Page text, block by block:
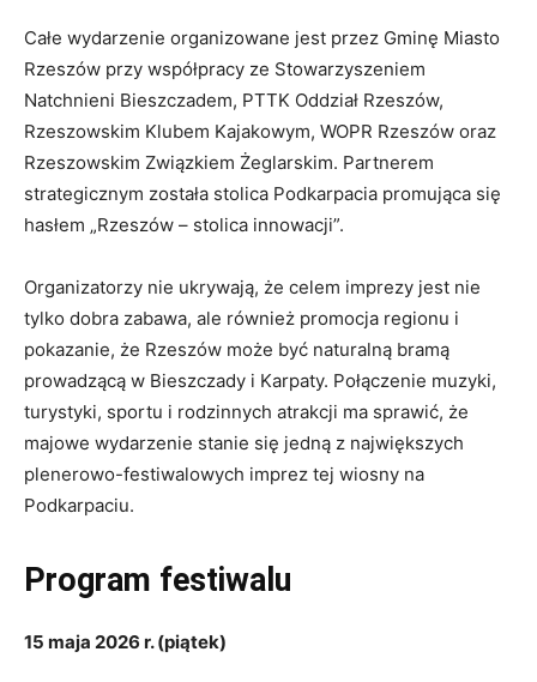
Całe wydarzenie organizowane jest przez Gminę Miasto
Rzeszów przy współpracy ze Stowarzyszeniem
Natchnieni Bieszczadem, PTTK Oddział Rzeszów,
Rzeszowskim Klubem Kajakowym, WOPR Rzeszów oraz
Rzeszowskim Związkiem Żeglarskim. Partnerem
strategicznym została stolica Podkarpacia promująca się
hasłem „Rzeszów – stolica innowacji”.
Organizatorzy nie ukrywają, że celem imprezy jest nie
tylko dobra zabawa, ale również promocja regionu i
pokazanie, że Rzeszów może być naturalną bramą
prowadzącą w Bieszczady i Karpaty. Połączenie muzyki,
turystyki, sportu i rodzinnych atrakcji ma sprawić, że
majowe wydarzenie stanie się jedną z największych
plenerowo-festiwalowych imprez tej wiosny na
Podkarpaciu.
Program festiwalu
15 maja 2026 r. (piątek)